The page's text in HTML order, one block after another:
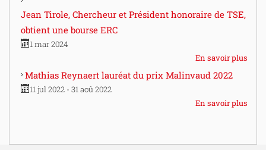
Jean Tirole, Chercheur et Président honoraire de TSE,
obtient une bourse ERC
1 mar 2024
En savoir plus
Mathias Reynaert lauréat du prix Malinvaud 2022
11 jul 2022 - 31 aoû 2022
En savoir plus